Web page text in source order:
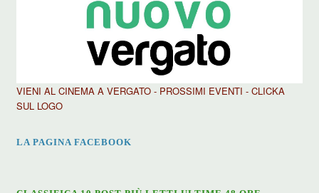
VIENI AL CINEMA A VERGATO - PROSSIMI EVENTI - CLICKA
SUL LOGO
LA PAGINA FACEBOOK